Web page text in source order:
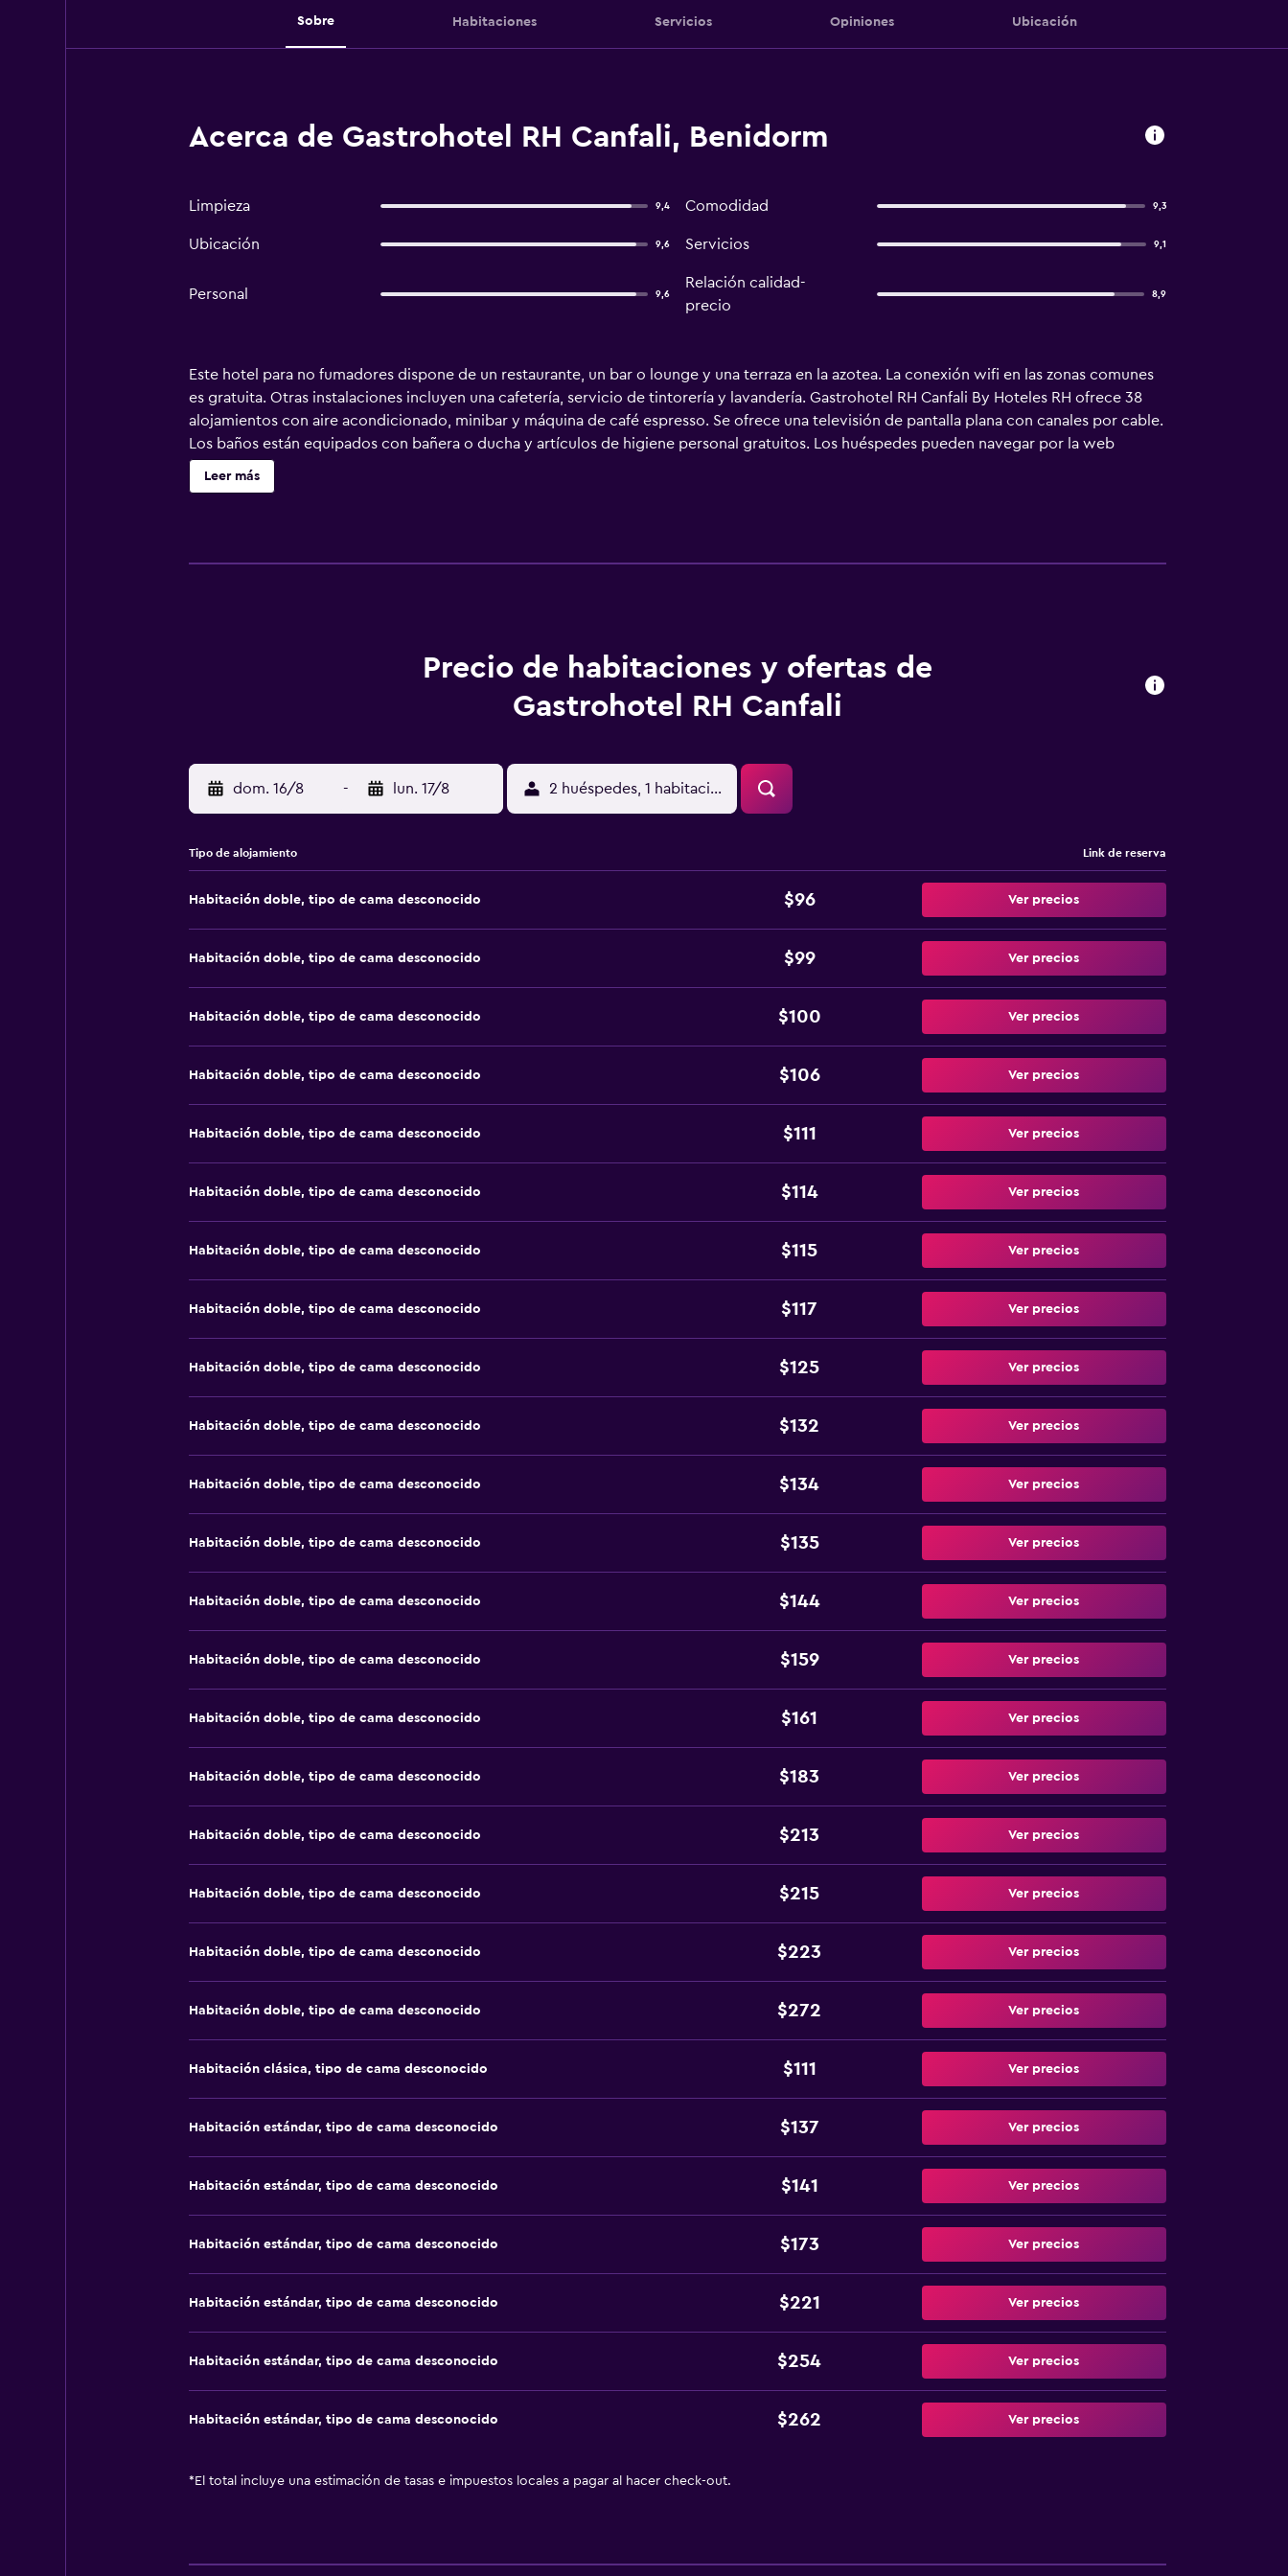
Sobre Habitaciones Servicios Opiniones Ubicación
Acerca de Gastrohotel RH Canfali, Benidorm
Limpieza 9,4 Comodidad 9,3
Ubicación 9,6 Servicios 9,1
Personal 9,6
Relación calidad-
precio
8,9
Este hotel para no fumadores dispone de un restaurante, un bar o lounge y una terraza en la azotea. La conexión wifi en las zonas comunes
es gratuita. Otras instalaciones incluyen una cafetería, servicio de tintorería y lavandería. Gastrohotel RH Canfali By Hoteles RH ofrece 38
alojamientos con aire acondicionado, minibar y máquina de café espresso. Se ofrece una televisión de pantalla plana con canales por cable.
Los baños están equipados con bañera o ducha y artículos de higiene personal gratuitos. Los huéspedes pueden navegar por la web
gracias a nuestro acceso a Internet wifi gratis. Entre las comodidades especialmente pensadas para las personas en viaje de negocios se
incluyen escritorio, cajas fuertes y teléfono. Se ofrece servicio de limpieza todos los días y es posible solicitar tabla de planchar con
Leer más
Precio de habitaciones y ofertas de
Gastrohotel RH Canfali
dom. 16/8 - lun. 17/8 2 huéspedes, 1 habitación
Tipo de alojamiento Link de reserva
Habitación doble, tipo de cama desconocido $96 Ver precios
Habitación doble, tipo de cama desconocido $99 Ver precios
Habitación doble, tipo de cama desconocido $100 Ver precios
Habitación doble, tipo de cama desconocido $106 Ver precios
Habitación doble, tipo de cama desconocido $111 Ver precios
Habitación doble, tipo de cama desconocido $114 Ver precios
Habitación doble, tipo de cama desconocido $115 Ver precios
Habitación doble, tipo de cama desconocido $117 Ver precios
Habitación doble, tipo de cama desconocido $125 Ver precios
Habitación doble, tipo de cama desconocido $132 Ver precios
Habitación doble, tipo de cama desconocido $134 Ver precios
Habitación doble, tipo de cama desconocido $135 Ver precios
Habitación doble, tipo de cama desconocido $144 Ver precios
Habitación doble, tipo de cama desconocido $159 Ver precios
Habitación doble, tipo de cama desconocido $161 Ver precios
Habitación doble, tipo de cama desconocido $183 Ver precios
Habitación doble, tipo de cama desconocido $213 Ver precios
Habitación doble, tipo de cama desconocido $215 Ver precios
Habitación doble, tipo de cama desconocido $223 Ver precios
Habitación doble, tipo de cama desconocido $272 Ver precios
Habitación clásica, tipo de cama desconocido $111 Ver precios
Habitación estándar, tipo de cama desconocido $137 Ver precios
Habitación estándar, tipo de cama desconocido $141 Ver precios
Habitación estándar, tipo de cama desconocido $173 Ver precios
Habitación estándar, tipo de cama desconocido $221 Ver precios
Habitación estándar, tipo de cama desconocido $254 Ver precios
Habitación estándar, tipo de cama desconocido $262 Ver precios
* El total incluye una estimación de tasas e impuestos locales a pagar al hacer check-out.